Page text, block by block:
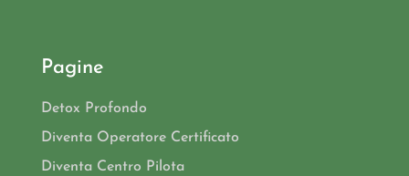
Pagine
Detox Profondo
Diventa Operatore Certificato
Diventa Centro Pilota